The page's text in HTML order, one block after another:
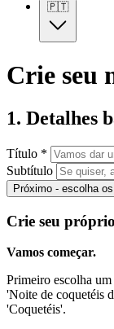
🇵🇹
Crie seu
1. Detalhes
Título *
Subtítulo
Próximo - escolha
Crie seu
Vamos começar.
Primeiro escolha
'Noite de coquetéis
'Coquetéis'.